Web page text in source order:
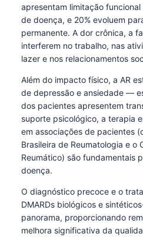
apresentam limitação
de doença, e 20% evoluem
permanente. A dor crônica, a
interferem no trabalho, nas
lazer e nos relacionamentos
Além do impacto físico, a AR
de depressão e ansiedade —
dos pacientes apresentem
suporte psicológico, a terapia
em associações de pacientes
Brasileira de Reumatologia e o
Reumático) são fundamentais
doença.
O diagnóstico precoce e o
DMARDs biológicos e
panorama, proporcionando
melhora significativa da